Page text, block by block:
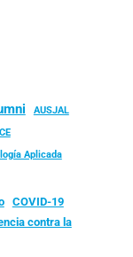
AUSJAL
Aplicada
COVID-19
contra la